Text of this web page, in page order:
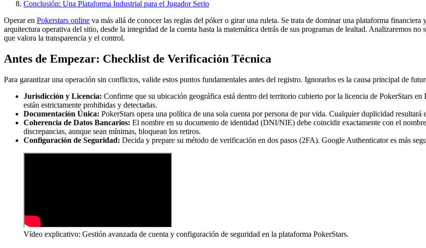
Conclusión: Una Plataforma Industrial para el Jugador Serio
Operar en Pokerstars online va más allá de conocer las reglas del póker o girar una ruleta. Se trata de dominar una plataforma
arquitectura operativa del sitio, desde la integridad de la cuenta hasta la matemática detrás de sus programas de lealtad. Analizaremos
que valora la transparencia y el control.
Antes de Empezar: Checklist de Verificación Técnica
Para garantizar una operación sin conflictos, valide estos puntos fundamentales antes del registro. Ignorarlos es la causa principal de
Jurisdicción y Licencia: Confirme que su ubicación geográfica está dentro del territorio cubierto por la licencia de PokerStars
están estrictamente prohibidas y detectadas.
Documentación Única: PokerStars opera una política de una sola cuenta por persona de por vida. Cualquier duplicidad
Coherencia de Datos Bancarios: El nombre en su documento de identidad (DNI/NIE) debe coincidir exactamente con el
discrepancias, aunque sean mínimas, bloquean los retiros.
Configuración de Seguridad: Decida y prepare su método de verificación en dos pasos (2FA). Google Authenticator es más
Vídeo explicativo: Gestión avanzada de cuenta y configuración de seguridad en la plataforma PokerStars.